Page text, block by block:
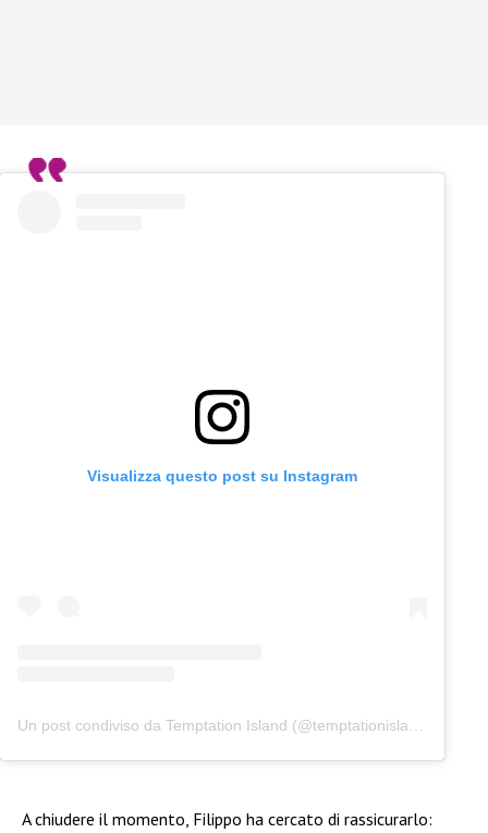
Visualizza questo post su Instagram
A chiudere il momento, Filippo ha cercato di rassicurarlo: